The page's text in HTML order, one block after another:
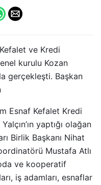
ve Kredi
kurulu Kozan
gerçekleşti. Başkan
Esnaf Kefalet Kredi
yaptığı olağan
Birlik Başkanı Nihat
Mustafa Atlı
ve kooperatif
iş adamları, esnaflar